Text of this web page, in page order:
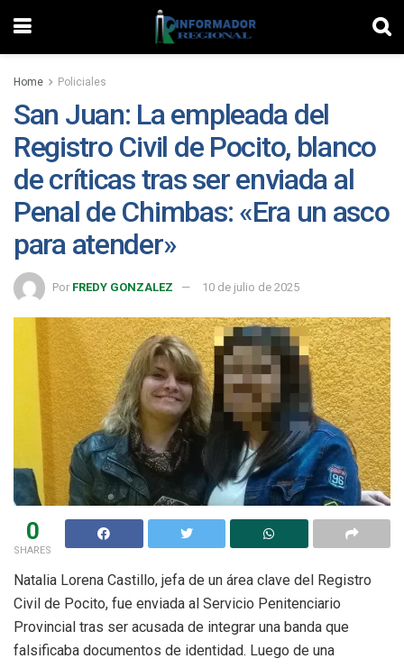
Home Policiales
San Juan: La empleada del
Registro Civil de Pocito, blanco
de críticas tras ser enviada al
Penal de Chimbas: «Era un asco
para atender»
Por FREDY GONZALEZ 10 de julio de 2025
0
SHARES
Natalia Lorena Castillo, jefa de un área clave del Registro
Civil de Pocito, fue enviada al Servicio Penitenciario
Provincial tras ser acusada de integrar una banda que
falsificaba documentos de identidad. Luego de una